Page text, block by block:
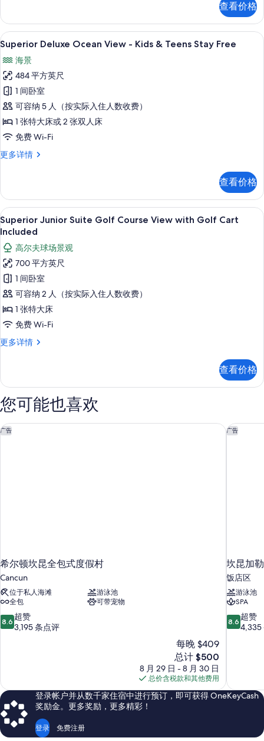
Free
的
所
有
照
片
-
Kids
&
Teens
Stay
Free
更
多
信
息
查看价格
显
Superior
Deluxe
Ocean
View
-
Kids
&
Teens
Free
的
所
有
照
片
高档床上用品、羽绒被、记忆海绵床
12
Superior Deluxe Ocean View - Kids & Teens Stay Free
海景
484 平方英尺
1 间卧室
可容纳 5 人（按实际入住人数收费）
1 张特大床或 2 张双人床
免费 Wi-Fi
更多详情
Superior
-
Kids
&
Teens
Free
更
多
信
息
查看价格
显
示
Superior
Junior
Suite
Golf
Course
View
with
Golf
的
所
有
照
Superior Junior Suite Golf Course
7
Superior Junior Suite Golf Course View with Golf Cart
Included
高尔夫球场景观
700 平方英尺
1 间卧室
可容纳 2 人（按实际入住人数收费）
1 张特大床
免费 Wi-Fi
更多详情
Superior
Course
View
with
Golf
Cart
Included
查看价格
您可能也喜欢
广告
希尔顿坎昆全包式度假村
Cancun
位于私人海滩
游泳池
全包
可带宠物
8.6
分，
3,195
条
点
评
8.6 超赞
3,195 条点评
每晚 $409
新
价
格
$500
总计 $500
8 月 29 日 - 8 月 30 日
总价含税款和其他费用
希尔顿坎昆全包式度假村 广告
坎昆加
饭店区
游泳池
SPA
8.6
分，
4,335
条
8.6 超赞
4,335
坎昆加
登录帐户并从数千家住宿中进行预订，即可获得 OneKeyCash
奖励金。更多奖励，更多精彩！
登录 免费注册